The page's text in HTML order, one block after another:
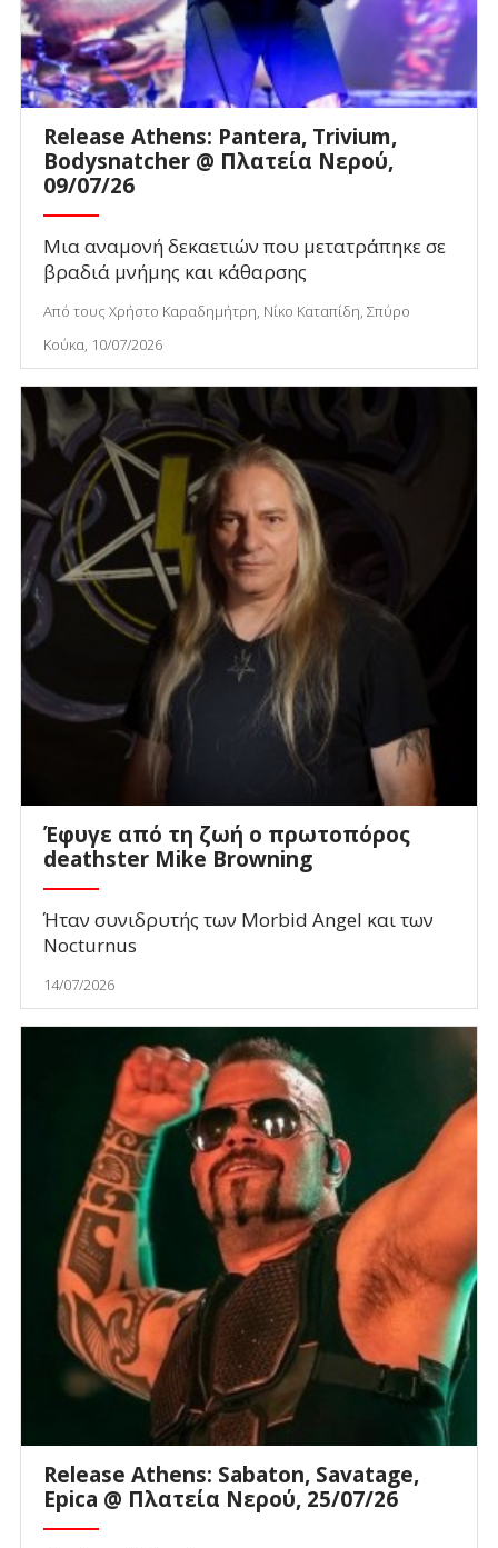
Release Athens: Pantera, Trivium,
Bodysnatcher @ Πλατεία Νερού,
09/07/26
Μια αναμονή δεκαετιών που μετατράπηκε σε
βραδιά μνήμης και κάθαρσης
Από τους Χρήστο Καραδημήτρη, Νίκο Καταπίδη, Σπύρο
Κούκα, 10/07/2026
Έφυγε από τη ζωή ο πρωτοπόρος
deathster Mike Browning
Ήταν συνιδρυτής των Morbid Angel και των
Nocturnus
14/07/2026
Release Athens: Sabaton, Savatage,
Epica @ Πλατεία Νερού, 25/07/26